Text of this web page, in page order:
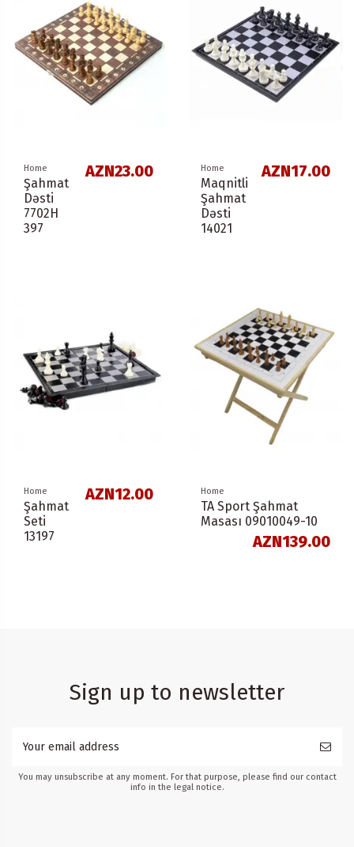
Home
Şahmat
Dəsti
7702H
397
AZN23.00 Home
Maqnitli
Şahmat
Dəsti
14021
AZN17.00
Home
Şahmat
Seti
13197
AZN12.00 Home
TA Sport Şahmat
Masası 09010049-10
AZN139.00
Sign up to newsletter
You may unsubscribe at any moment. For that purpose, please find our contact
info in the legal notice.